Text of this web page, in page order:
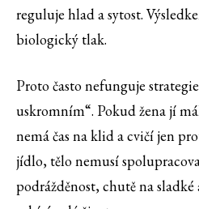
reguluje hlad a sytost.
biologický tlak.
Proto často nefunguje strategie
uskromním“. Pokud žena jí
nemá čas na klid a cvičí jen
jídlo, tělo nemusí
podrážděnost, chutě na